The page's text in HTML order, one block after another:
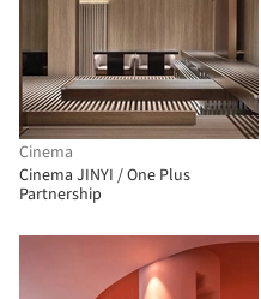
Cinema
Cinema JINYI / One Plus
Partnership